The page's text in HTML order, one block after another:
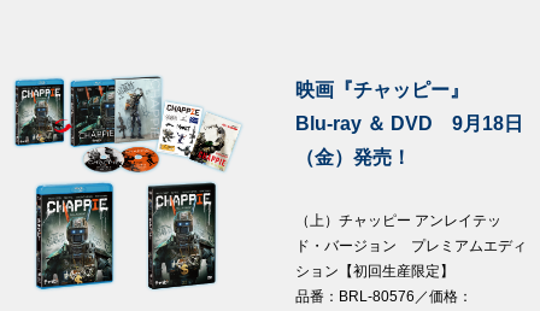
映画『チャッピー』
Blu-ray ＆ DVD 9月18日
（金）発売！
（上）チャッピー アンレイテッ
ド・バージョン プレミアムエディ
ション【初回生産限定】
品番：BRL-80576／価格：